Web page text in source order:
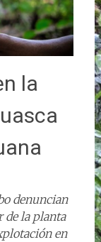
la
denuncian
de la planta
en